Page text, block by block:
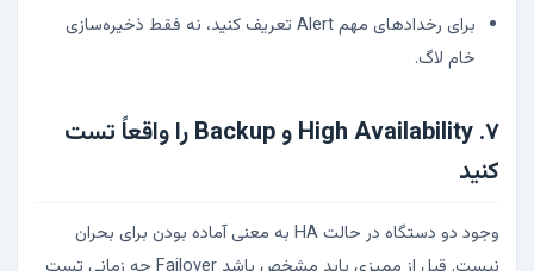
برای رخدادهای مهم Alert تعریف کنید، نه فقط ذخیره‌سازی
خام لاگ.
۷. High Availability و Backup را واقعاً تست
کنید
وجود دو دستگاه در حالت HA به معنی آماده بودن برای بحران